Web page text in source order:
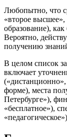
Любопытно, что
«второе высшее»,
образование),
Вероятно,
получению
В целом список
включает
(«дистанционно»,
форме), места
Петербурге»),
«бесплатное»),